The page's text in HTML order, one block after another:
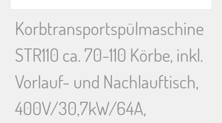
Korbtransportspülmaschine
STR110 ca. 70-110 Körbe, inkl.
Vorlauf- und Nachlauftisch,
400V/30,7kW/64A,